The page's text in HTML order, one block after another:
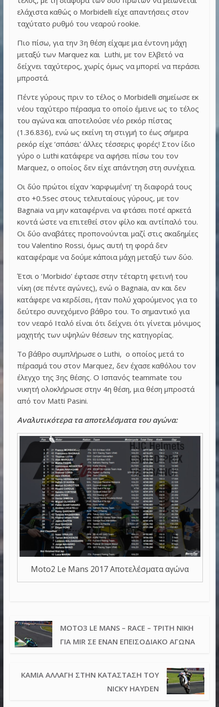
ελάχιστα καθώς ο Morbidelli είχε απαντήσεις στον
ταχύτατο ρυθμό του νεαρού rookie.
Πιο πίσω, για την 3η θέση είχαμε μια έντονη μάχη
μεταξύ των Marquez και Luthi, με τον Ελβετό να
δείχνει ταχύτερος, χωρίς όμως να μπορεί να περάσει
μπροστά.
Πέντε γύρους πριν το τέλος ο Morbidelli σημείωσε εκ
νέου ταχύτερο πέρασμα το οποίο έμεινε ως το τέλος
του αγώνα και αποτελούσε νέο ρεκόρ πίστας
(1.36.836), ενώ ως εκείνη τη στιγμή το έως σήμερα
ρεκόρ είχε ‘σπάσει’ άλλες τέσσερις φορές! Στον ίδιο
γύρο ο Luthi κατάφερε να αφήσει πίσω του τον
Marquez, ο οποίος δεν είχε απάντηση στη συνέχεια.
Οι δύο πρώτοι είχαν ‘καρφωμένη’ τη διαφορά τους
στο +0.5sec στους τελευταίους γύρους, με τον
Bagnaia να μην καταφέρνει να φτάσει ποτέ αρκετά
κοντά ώστε να επιτεθεί στον φίλο και αντίπαλό του.
Οι δύο αναβάτες προπονούνται μαζί στις ακαδημίες
του Valentino Rossi, όμως αυτή τη φορά δεν
καταφέραμε να δούμε κάποια μάχη μεταξύ των δύο.
Έτσι ο ‘Morbido’ έφτασε στην τέταρτη φετινή του
νίκη (σε πέντε αγώνες), ενώ ο Bagnaia, αν και δεν
κατάφερε να κερδίσει, ήταν πολύ χαρούμενος για το
δεύτερο συνεχόμενο βάθρο του. Το σημαντικό για
τον νεαρό Ιταλό είναι ότι δείχνει ότι γίνεται μόνιμος
μαχητής των υψηλών θέσεων της κατηγορίας.
Το βάθρο συμπλήρωσε ο Luthi, ο οποίος μετά το
πέρασμά του στον Marquez, δεν έχασε καθόλου τον
έλεγχο της 3ης θέσης. Ο Ισπανός teammate του
νικητή ολοκλήρωσε στην 4η θέση, μια θέση μπροστά
από τον Matti Pasini.
Αναλυτικότερα τα αποτελέσματα του αγώνα:
Moto2 Le Mans 2017 Αποτελέσματα αγώνα
MOTO3 LE MANS – RACE – ΤΡΊΤΗ ΝΊΚΗ
ΓΙΑ MIR ΣΕ ΈΝΑΝ ΕΠΕΙΣΟΔΙΑΚΌ ΑΓΏΝΑ
ΚΑΜΊΑ ΑΛΛΑΓΉ ΣΤΗΝ ΚΑΤΆΣΤΑΣΗ ΤΟΥ
NICKY HAYDEN